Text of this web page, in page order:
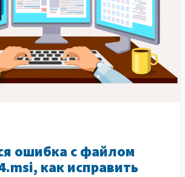
ошибка с файлом
как исправить